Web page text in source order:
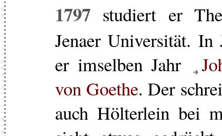
1797 studiert er
Jenaer Universität. In
er imselben Jahr
von Goethe. Der
auch Hölterlein bei